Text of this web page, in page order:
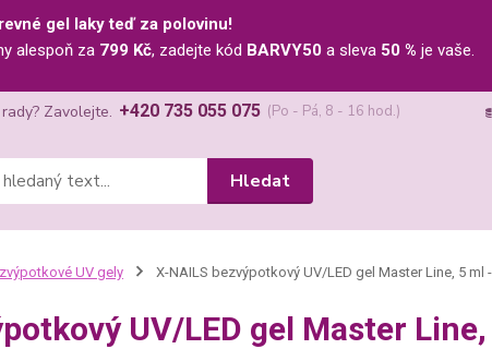
gel laky teď za polovinu!
alespoň za 799 Kč, zadejte kód BARVY50 a sleva 50 % je vaše.
Hledat
Zavolejte. +420 735 055 075 (Po - Pá, 8 - 16 hod.)
UV gely X-NAILS bezvýpotkový UV/LED gel Master Line, 5 ml -
UV/LED gel Master